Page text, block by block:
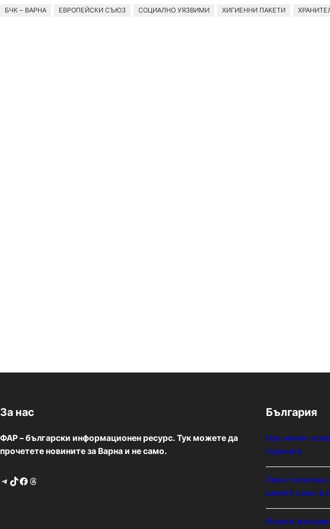
БЧК – ВАРНА ЕВРОПЕЙСКИ СЪЮЗ СОЦИАЛНО УЯЗВИМИ ХИГИЕННИ ПАКЕТИ
За нас
ФАР – български информационен ресурс. Тук можете да
прочетете новините за Варна и не само.
Telegram TikTok Facebook Threads
България
Нов минен
годината
Левът изчезва
цените само в
Иззеха